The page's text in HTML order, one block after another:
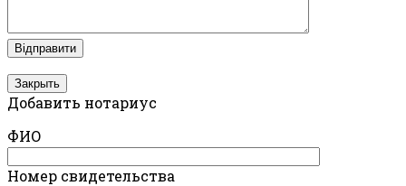
Закрыть
Добавить нотариус
ФИО
Номер свидетельства